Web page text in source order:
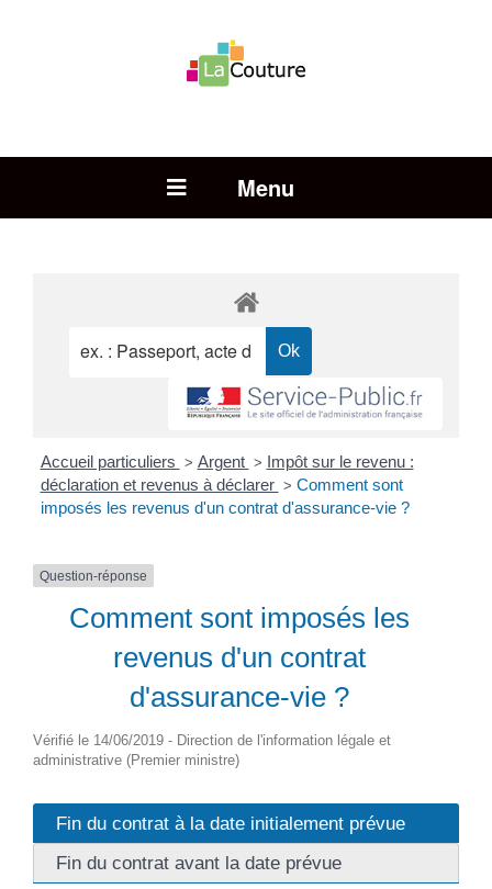
Open Menu
Accueil particuliers > Argent > Impôt sur le revenu :
déclaration et revenus à déclarer > Comment sont
imposés les revenus d'un contrat d'assurance-vie ?
Question-réponse
Comment sont imposés les
revenus d'un contrat
d'assurance-vie ?
Vérifié le 14/06/2019 - Direction de l'information légale et
administrative (Premier ministre)
Fin du contrat à la date initialement prévue
Fin du contrat avant la date prévue